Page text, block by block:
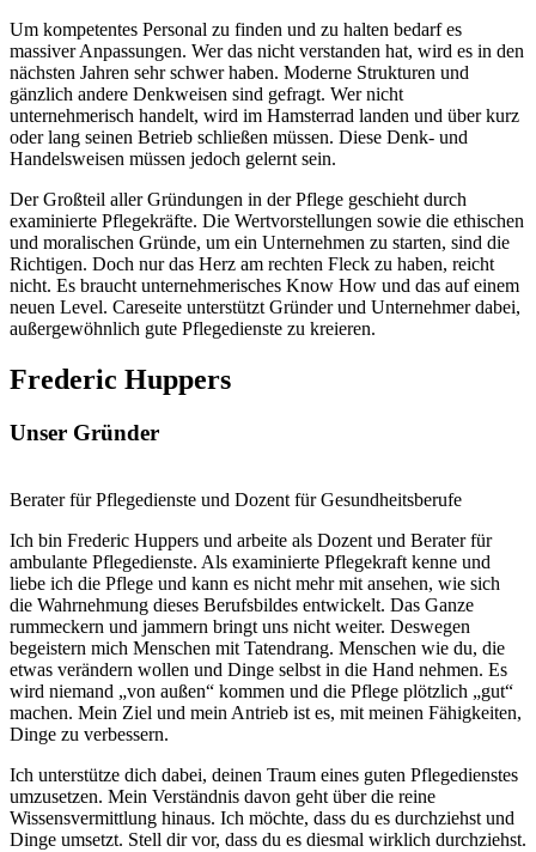
Um kompetentes Personal zu finden und zu halten bedarf es
massiver Anpassungen. Wer das nicht verstanden hat, wird es in den
nächsten Jahren sehr schwer haben. Moderne Strukturen und
gänzlich andere Denkweisen sind gefragt. Wer nicht
unternehmerisch handelt, wird im Hamsterrad landen und über kurz
oder lang seinen Betrieb schließen müssen. Diese Denk- und
Handelsweisen müssen jedoch gelernt sein.
Der Großteil aller Gründungen in der Pflege geschieht durch
examinierte Pflegekräfte. Die Wertvorstellungen sowie die ethischen
und moralischen Gründe, um ein Unternehmen zu starten, sind die
Richtigen. Doch nur das Herz am rechten Fleck zu haben, reicht
nicht. Es braucht unternehmerisches Know How und das auf einem
neuen Level. Careseite unterstützt Gründer und Unternehmer dabei,
außergewöhnlich gute Pflegedienste zu kreieren.
Frederic Huppers
Unser Gründer
Berater für Pflegedienste und Dozent für Gesundheitsberufe
Ich bin Frederic Huppers und arbeite als Dozent und Berater für
ambulante Pflegedienste. Als examinierte Pflegekraft kenne und
liebe ich die Pflege und kann es nicht mehr mit ansehen, wie sich
die Wahrnehmung dieses Berufsbildes entwickelt. Das Ganze
rummeckern und jammern bringt uns nicht weiter. Deswegen
begeistern mich Menschen mit Tatendrang. Menschen wie du, die
etwas verändern wollen und Dinge selbst in die Hand nehmen. Es
wird niemand „von außen“ kommen und die Pflege plötzlich „gut“
machen. Mein Ziel und mein Antrieb ist es, mit meinen Fähigkeiten,
Dinge zu verbessern.
Ich unterstütze dich dabei, deinen Traum eines guten Pflegedienstes
umzusetzen. Mein Verständnis davon geht über die reine
Wissensvermittlung hinaus. Ich möchte, dass du es durchziehst und
Dinge umsetzt. Stell dir vor, dass du es diesmal wirklich durchziehst.